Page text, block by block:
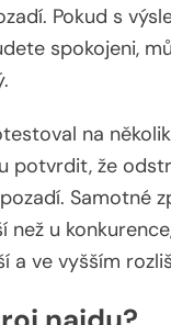
Pokud s
spokojeni,
na
potvrdit, že
Samotné
než u
a ve vyšším